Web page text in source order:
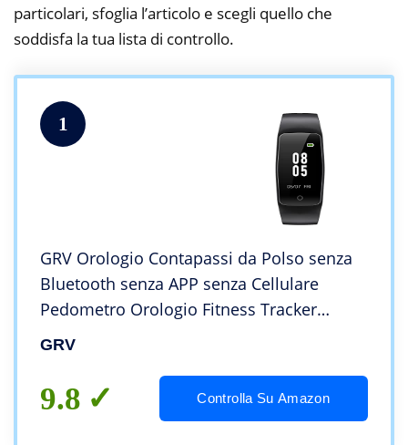
particolari, sfoglia l’articolo e scegli quello che
soddisfa la tua lista di controllo.
1
GRV Orologio Contapassi da Polso senza
Bluetooth senza APP senza Cellulare
Pedometro Orologio Fitness Tracker
Semplice Conta Calorie KM Sonno
Uomo Anziani Bambini
GRV
9.8 Controlla Su Amazon